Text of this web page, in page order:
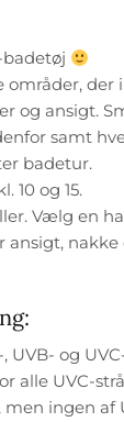
områder,
og ansigt.
samt
badetur.
10 og 15.
Vælg en
ansigt, nakke
UVB- og
alle UVC-
men ingen af